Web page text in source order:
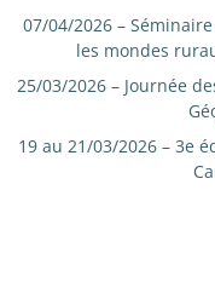
07/04/2026 –
les mondes
25/03/2026 – Journée
19 au 21/03/2026 – 3e